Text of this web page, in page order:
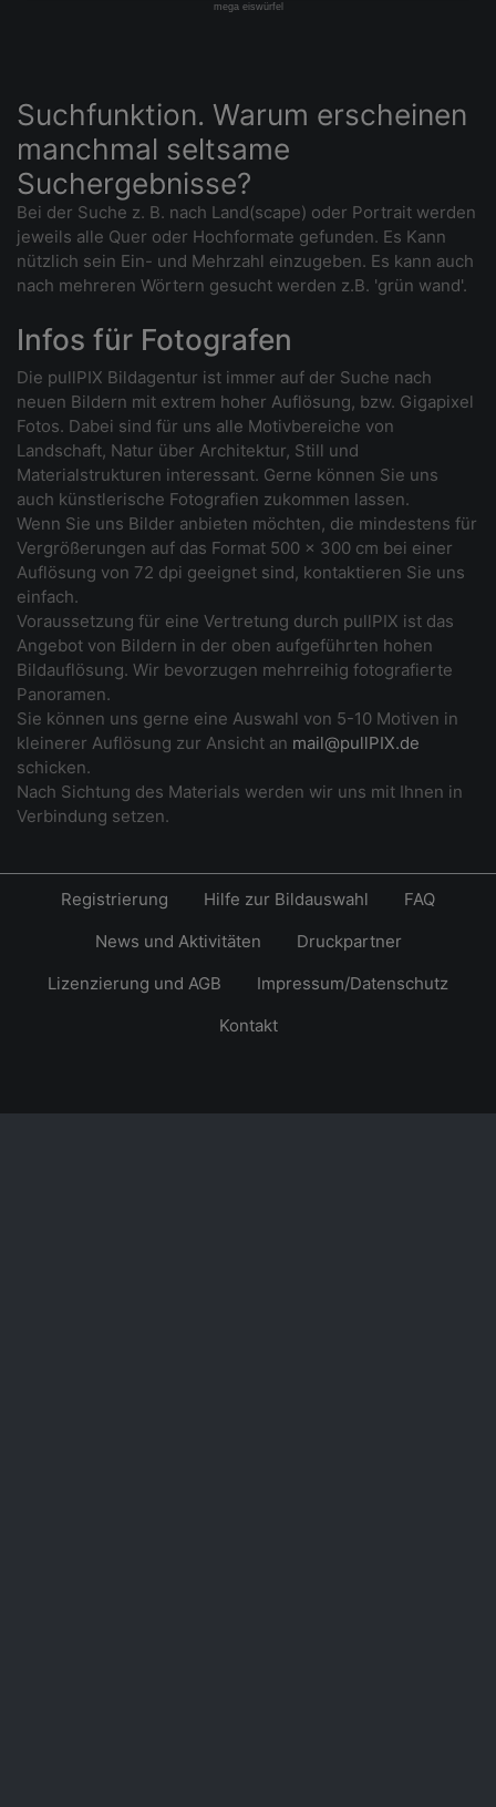
mega eiswürfel
Suchfunktion. Warum erscheinen
manchmal seltsame
Suchergebnisse?
Bei der Suche z. B. nach Land(scape) oder Portrait werden
jeweils alle Quer oder Hochformate gefunden. Es Kann
nützlich sein Ein- und Mehrzahl einzugeben. Es kann auch
nach mehreren Wörtern gesucht werden z.B. 'grün wand'.
Infos für Fotografen
Die pullPIX Bildagentur ist immer auf der Suche nach
neuen Bildern mit extrem hoher Auflösung, bzw. Gigapixel
Fotos. Dabei sind für uns alle Motivbereiche von
Landschaft, Natur über Architektur, Still und
Materialstrukturen interessant. Gerne können Sie uns
auch künstlerische Fotografien zukommen lassen.
Wenn Sie uns Bilder anbieten möchten, die mindestens für
Vergrößerungen auf das Format 500 x 300 cm bei einer
Auflösung von 72 dpi geeignet sind, kontaktieren Sie uns
einfach.
Voraussetzung für eine Vertretung durch pullPIX ist das
Angebot von Bildern in der oben aufgeführten hohen
Bildauflösung. Wir bevorzugen mehrreihig fotografierte
Panoramen.
Sie können uns gerne eine Auswahl von 5-10 Motiven in
kleinerer Auflösung zur Ansicht an mail@pullPIX.de
schicken.
Nach Sichtung des Materials werden wir uns mit Ihnen in
Verbindung setzen.
Registrierung Hilfe zur Bildauswahl
FAQ
News und Aktivitäten
Druckpartner
Lizenzierung und AGB
Impressum/Datenschutz
Kontakt